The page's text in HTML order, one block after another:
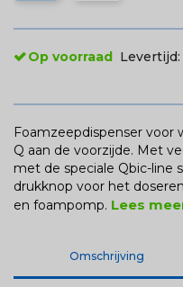
Op voorraad Levertijd:
Foamzeepdispenser
Q aan de voorzijde. Met
met de speciale Qbic-line
drukknop voor het
en foampomp. Lees
Omschrijving